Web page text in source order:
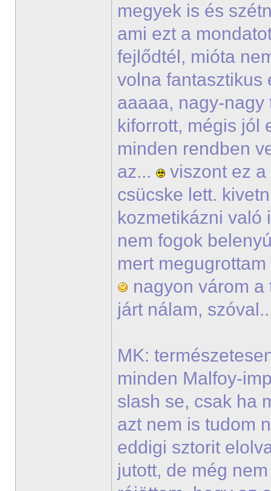
megyek is és
ami ezt a
fejlődtél, mióta
volna fantasztikus
aaaaa, nagy-nagy
kiforrott, mégis jól
minden rendben
az...
viszont ez
csücske lett.
kozmetikázni való
nem fogok
mert
nagyon várom
járt nálam,
MK:
minden Malfoy-
slash se, csak ha
azt nem is tudom
eddigi sztorit
jutott, de még